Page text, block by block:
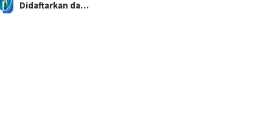
Didaftarkan da…